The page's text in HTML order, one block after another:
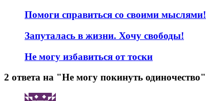
Помоги справиться со своими мыслями!
Запуталась в жизни. Хочу свободы!
Не могу избавиться от тоски
2 ответа на "Не могу покинуть одиночество"